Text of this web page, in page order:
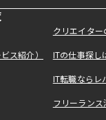
クリエイタ
ス紹介） ITの仕事探
IT転職なら
フリーラン